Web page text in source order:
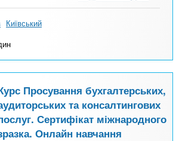
Київський
Просування бухгалтерських,
та консалтингових
Сертифікат міжнародного
Онлайн навчання